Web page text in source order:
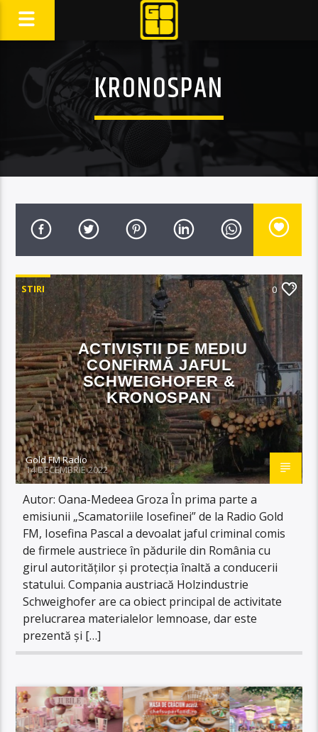
KRONOSPAN
STIRI 0
ACTIVIȘTII DE MEDIU
CONFIRMĂ JAFUL
SCHWEIGHOFER &
KRONOSPAN
Gold FM Radio
14 DECEMBRIE 2022
Autor: Oana-Medeea Groza În prima parte a
emisiunii „Scamatoriile Iosefinei” de la Radio Gold
FM, Iosefina Pascal a devoalat jaful criminal comis
de firmele austriece în pădurile din România cu
girul autorităților și protecția înaltă a conducerii
statului. Compania austriacă Holzindustrie
Schweighofer are ca obiect principal de activitate
prelucrarea materialelor lemnoase, dar este
prezentă și […]